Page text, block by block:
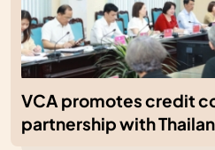
VCA promotes credit
partnership with